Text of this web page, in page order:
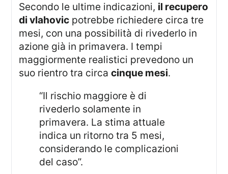
Secondo le ultime indicazioni, il recupero
di vlahovic potrebbe richiedere circa tre
mesi, con una possibilità di rivederlo in
azione già in primavera. I tempi
maggiormente realistici prevedono un
suo rientro tra circacinque mesi.
“Il rischio maggiore è di
rivederlo solamente in
primavera. La stima attuale
indica un ritorno tra 5 mesi,
considerando le complicazioni
del caso”.